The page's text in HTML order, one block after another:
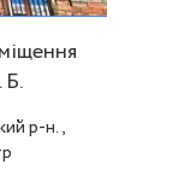
р-н.,